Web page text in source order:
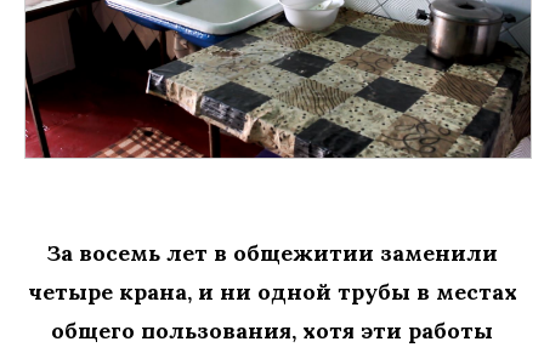
За восемь лет в общежитии заменили
четыре крана, и ни одной трубы в местах
общего пользования, хотя эти работы